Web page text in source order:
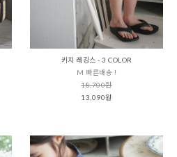
키치 레깅스 - 3 COLOR
M 빠른배송 !
18,700원
13,090원